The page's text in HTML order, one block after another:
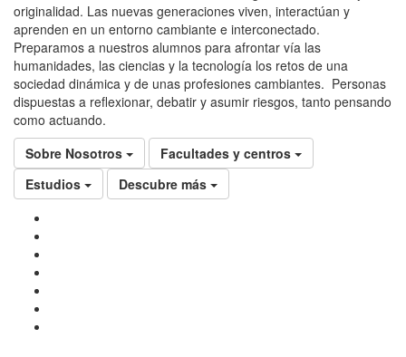
originalidad. Las nuevas generaciones viven, interactúan y
aprenden en un entorno cambiante e interconectado.
Preparamos a nuestros alumnos para afrontar vía las
humanidades, las ciencias y la tecnología los retos de una
sociedad dinámica y de unas profesiones cambiantes. Personas
dispuestas a reflexionar, debatir y asumir riesgos, tanto pensando
como actuando.
Sobre Nosotros
Facultades y centros
Estudios
Descubre más